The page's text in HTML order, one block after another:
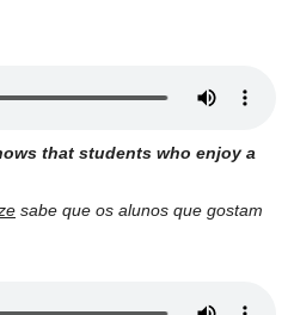
that students who enjoy a
sabe que os alunos que gostam